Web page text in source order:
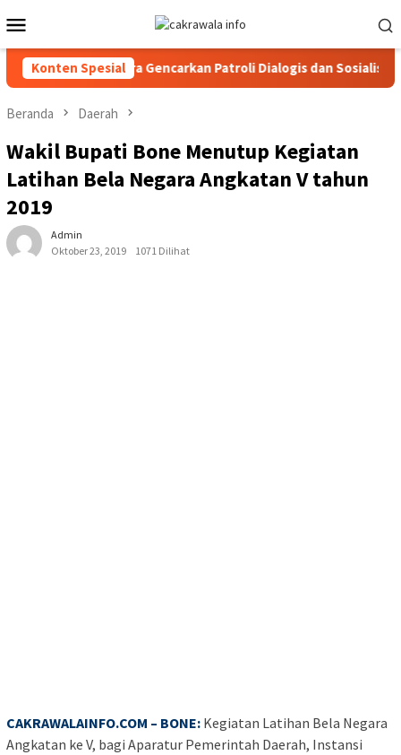
ke
kontenMobile
Konten Spesial
Toraja Utara Gencarkan Patroli Dialogis dan Sosialisasi
Beranda Daerah
Wakil Bupati Bone Menutup Kegiatan
Latihan Bela Negara Angkatan V tahun
2019
Admin
Oktober 23, 2019
1071 Dilihat
CAKRAWALAINFO.COM – BONE: Kegiatan Latihan Bela Negara
Angkatan ke V, bagi Aparatur Pemerintah Daerah, Instansi